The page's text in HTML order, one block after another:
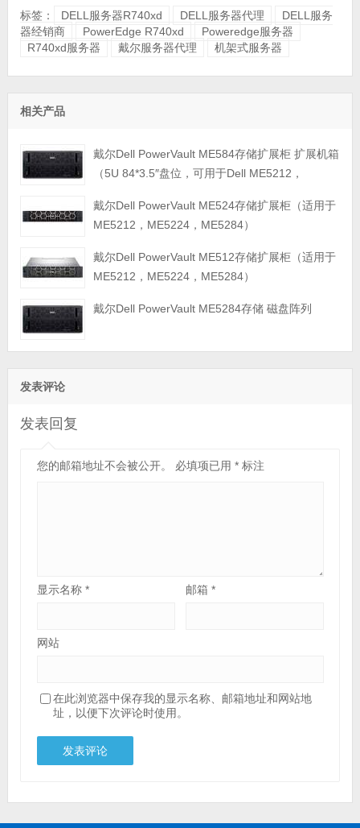
标签： DELL服务器R740xd DELL服务器代理
DELL服务
器经销商
PowerEdge R740xd
Poweredge服务器
R740xd服务器
戴尔服务器代理 机架式服务器
相关产品
戴尔Dell PowerVault ME584存储扩展柜 扩展机箱
（5U 84*3.5″盘位，可用于Dell ME5212，
戴尔Dell PowerVault ME524存储扩展柜（适用于
ME5212，ME5224，ME5284）
戴尔Dell PowerVault ME512存储扩展柜（适用于
ME5212，ME5224，ME5284）
戴尔Dell PowerVault ME5284存储 磁盘阵列
发表评论
发表回复
您的邮箱地址不会被公开。 必填项已用 *标注
显示名称 * 邮箱*
网站
在此浏览器中保存我的显示名称、邮箱地址和网站地
址，以便下次评论时使用。